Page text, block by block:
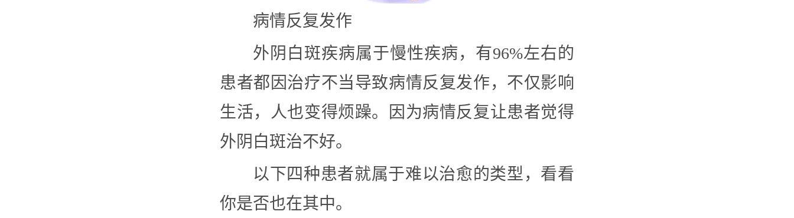
病情反复发作
外阴白斑疾病属于慢性疾病，有96%左右的
患者都因治疗不当导致病情反复发作，不仅影响
生活，人也变得烦躁。因为病情反复让患者觉得
外阴白斑治不好。
以下四种患者就属于难以治愈的类型，看看
你是否也在其中。